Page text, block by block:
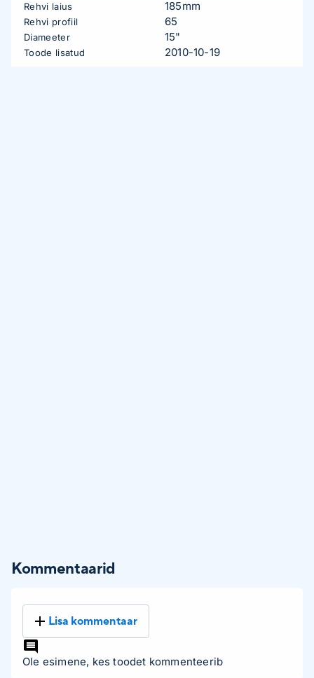
Rehvi laius 185mm
Rehvi profiil 65
Diameeter 15"
Toode lisatud 2010-10-19
Kommentaarid
Lisa kommentaar
Ole esimene, kes toodet kommenteerib